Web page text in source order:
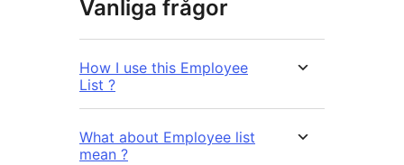
Vanliga frågor
How I use this Employee
List ?
What about Employee list
mean ?